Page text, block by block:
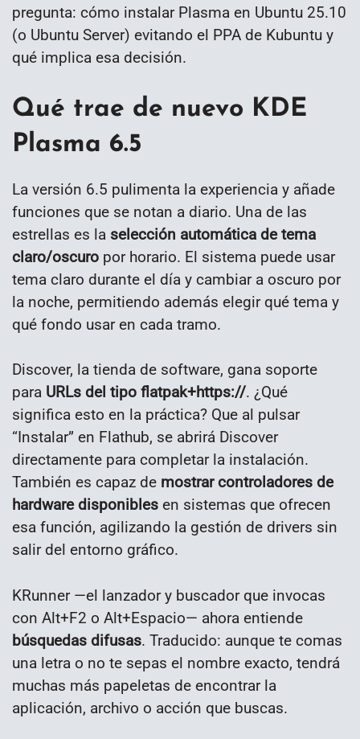
pregunta: cómo instalar Plasma en Ubuntu 25.10
(o Ubuntu Server) evitando el PPA de Kubuntu y
qué implica esa decisión.
Qué trae de nuevo KDE
Plasma 6.5
La versión 6.5 pulimenta la experiencia y añade
funciones que se notan a diario. Una de las
estrellas es la selección automática de tema
claro/oscuro por horario. El sistema puede usar
tema claro durante el día y cambiar a oscuro por
la noche, permitiendo además elegir qué tema y
qué fondo usar en cada tramo.
Discover, la tienda de software, gana soporte
para URLs del tipo flatpak+https://. ¿Qué
significa esto en la práctica? Que al pulsar
“Instalar” en Flathub, se abrirá Discover
directamente para completar la instalación.
También es capaz de mostrar controladores de
hardware disponibles en sistemas que ofrecen
esa función, agilizando la gestión de drivers sin
salir del entorno gráfico.
KRunner —el lanzador y buscador que invocas
con Alt+F2 o Alt+Espacio— ahora entiende
búsquedas difusas. Traducido: aunque te comas
una letra o no te sepas el nombre exacto, tendrá
muchas más papeletas de encontrar la
aplicación, archivo o acción que buscas.